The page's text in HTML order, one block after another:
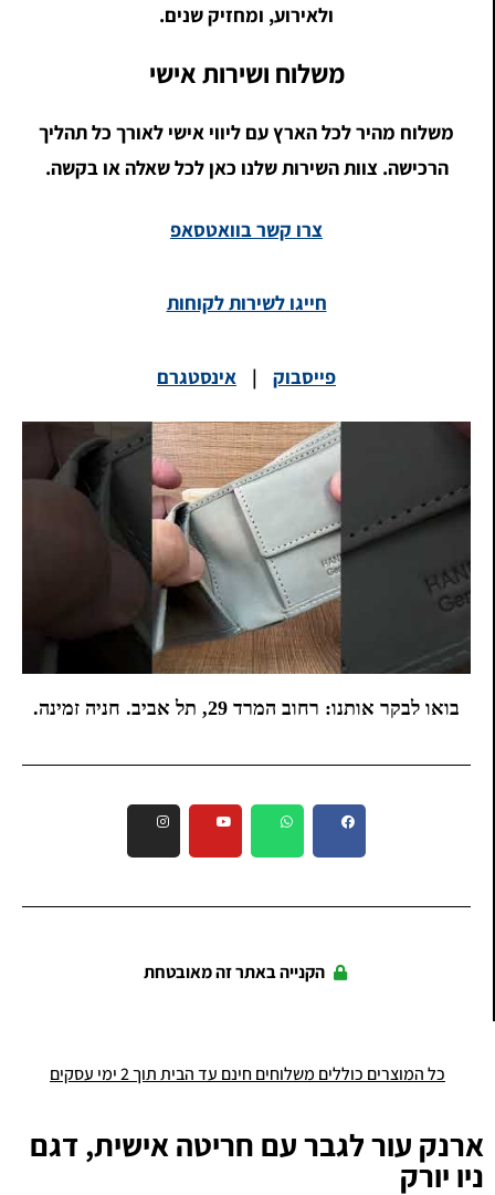
ולאירוע, ומחזיק שנים.
משלוח ושירות אישי
משלוח מהיר לכל הארץ עם ליווי אישי לאורך כל תהליך
הרכישה. צוות השירות שלנו כאן לכל שאלה או בקשה.
צרו קשר בוואטסאפ
חייגו לשירות לקוחות
פייסבוק | אינסטגרם
בואו לבקר אותנו: רחוב המרד 29, תל אביב. חניה זמינה.
הקנייה באתר זה מאובטחת
כל המוצרים כוללים משלוחים חינם עד הבית תוך 2 ימי עסקים
ארנק עור לגבר עם חריטה אישית, דגם
ניו יורק